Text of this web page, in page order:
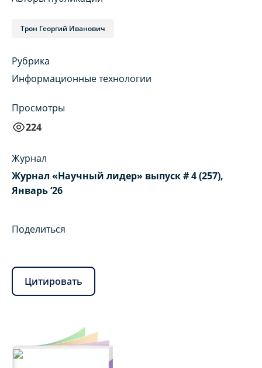
Трон Георгий Иванович
Рубрика
Информационные технологии
Просмотры
224
Журнал
Журнал «Научный лидер» выпуск # 4 (257),
Январь ‘26
Поделиться
Цитировать